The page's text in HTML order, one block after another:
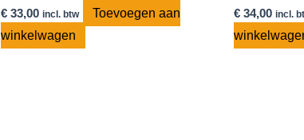
€33,00 incl. btw
Toevoegen aan
winkelwagen
€34,00 incl.